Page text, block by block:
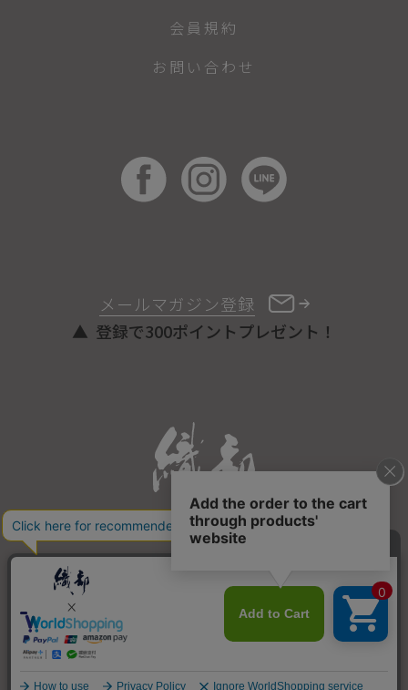
ONLINE STORE
メールマガジン登録
登録で300ポイントプレゼント！
会員規約
お問い合わせ
COPYRIGHT © ORIBE ALL RIGHTS RESERVED.